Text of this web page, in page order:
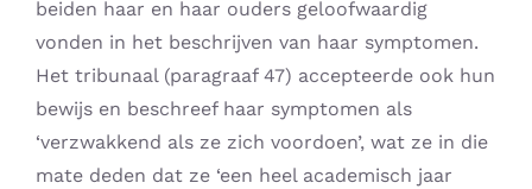
beiden haar en haar ouders geloofwaardig
vonden in het beschrijven van haar symptomen.
Het tribunaal (paragraaf 47) accepteerde ook hun
bewijs en beschreef haar symptomen als
‘verzwakkend als ze zich voordoen’, wat ze in die
mate deden dat ze ‘een heel academisch jaar